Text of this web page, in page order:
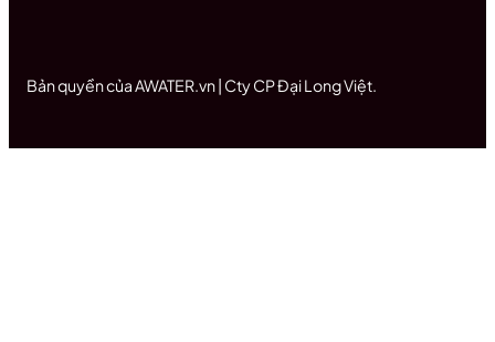
Bản quyền của AWATER.vn | Cty CP Đại Long Việt.